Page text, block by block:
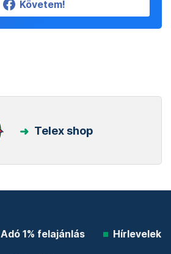
Követem!
Telex shop
Adó 1% felajánlás Hírlevelek